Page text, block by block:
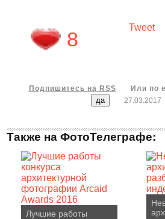
8
Tweet
Подпишитесь на RSS
Или по
27.03.2017
Также на ФотоТелеграфе:
Лучшие работы